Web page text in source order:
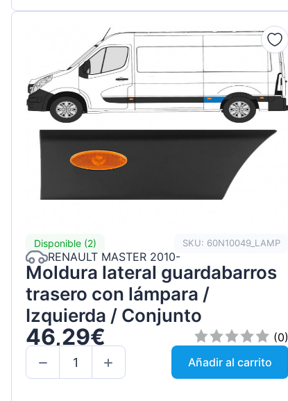
Disponible (2) SKU: 60N10049_LAMP
RENAULT MASTER 2010-
Moldura lateral guardabarros
trasero con lámpara /
Izquierda / Conjunto
46,29€
(0)
Añadir al carrito